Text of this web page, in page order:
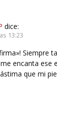
dice:
13:23
Siempre
encanta ese
que mi